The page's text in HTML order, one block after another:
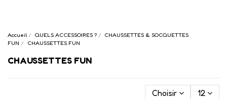
Accueil QUELS ACCESSOIRES ?
CHAUSSETTES & SOCQUETTES
FUN
CHAUSSETTES FUN
CHAUSSETTES FUN
Choisir 12